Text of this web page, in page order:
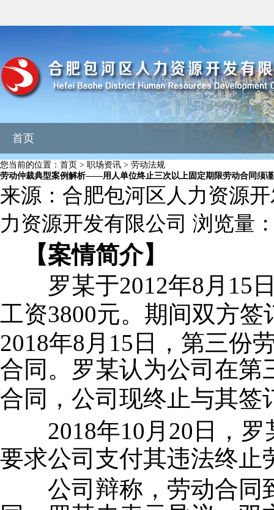
首页
您当前的位置： 首页 > 职场资讯 > 劳动法规
劳动仲裁典型案例解析——用人单位终止三次以上固定期限劳动合同须
来源： 合肥包河区人力资源
力资源开发有限公司 浏览量
【案情简介】
罗某于2012年8月 15
工资3800元。期间双方签
2018年8月 15 日，第三份
合同。罗某认为公司在第
合同，公司现终止与其签
2018年10 月 20 日，
要求公司支付其违法终止
公司辩称，劳动合同